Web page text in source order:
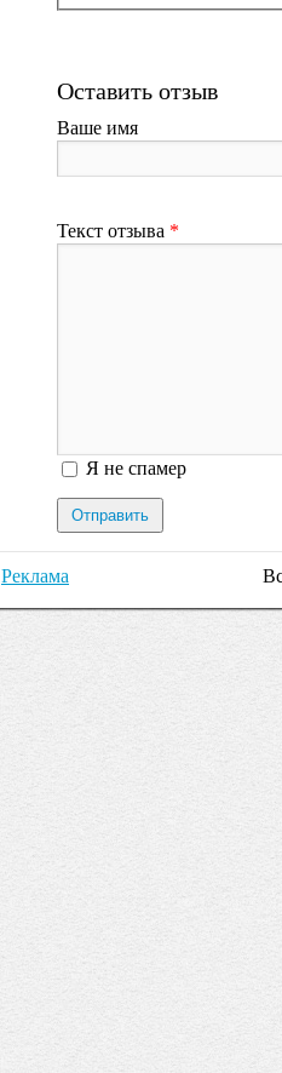
Оставить отзыв
Ваше имя
Текст отзыва *
Я спамер
Я не спамер
Реклама